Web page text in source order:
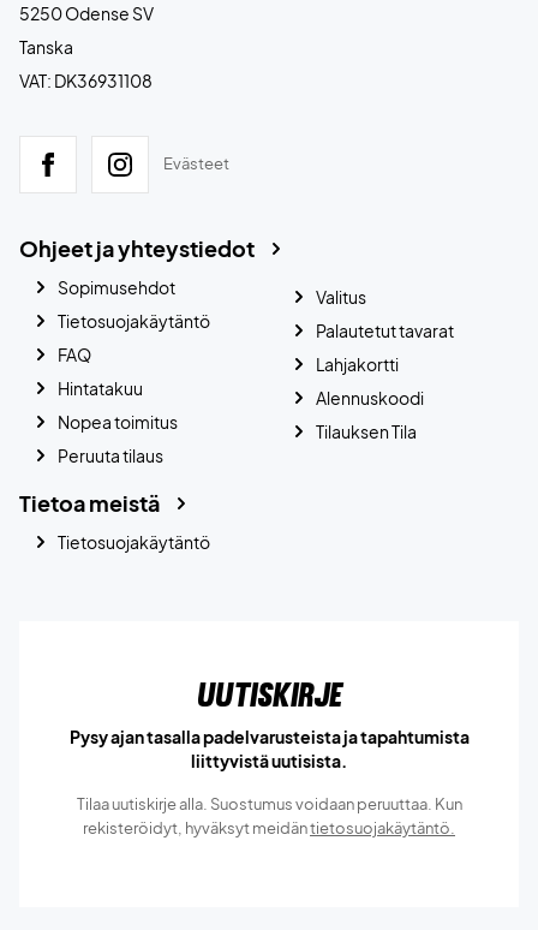
5250 Odense SV
Tanska
VAT: DK36931108
Evästeet
Ohjeet ja yhteystiedot
Sopimusehdot
Tietosuojakäytäntö
FAQ
Hintatakuu
Nopea toimitus
Peruuta tilaus
Valitus
Palautetut tavarat
Lahjakortti
Alennuskoodi
Tilauksen Tila
Tietoa meistä
Tietosuojakäytäntö
Uutiskirje
Pysy ajan tasalla padelvarusteista ja tapahtumista
liittyvistä uutisista.
Tilaa uutiskirje alla. Suostumus voidaan peruuttaa. Kun
rekisteröidyt, hyväksyt meidäntietosuojakäytäntö.